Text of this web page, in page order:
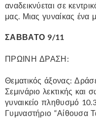
αναδεικνύεται σε
μας. Μιας γυναίκας ένα
ΣΑΒΒΑΤΟ 9/11
ΠΡΩΙΝΗ ΔΡΑΣΗ:
Θεματικός άξονας:
Σεμινάριο λεκτικής και
γυναικείο πληθυσμό
Γυμναστήριο “Αίθουσα